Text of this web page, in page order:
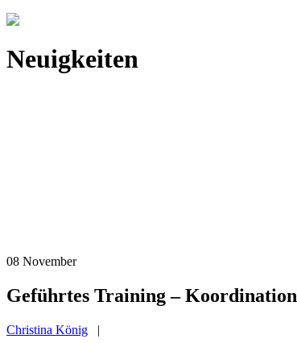
Neuigkeiten
08 November
Geführtes Training – Koordination
Christina König |